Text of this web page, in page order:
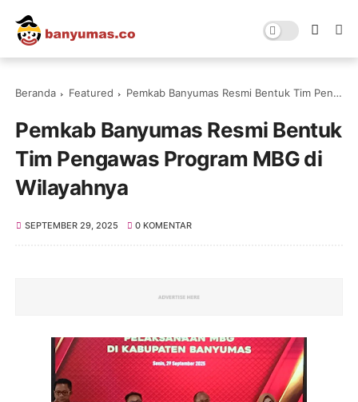
Beranda Featured Pemkab Banyumas Resmi Bentuk Tim Pengawas Program MBG di Wilayahnya
Pemkab Banyumas Resmi Bentuk
Tim Pengawas Program MBG di
Wilayahnya
SEPTEMBER 29, 2025 0 KOMENTAR